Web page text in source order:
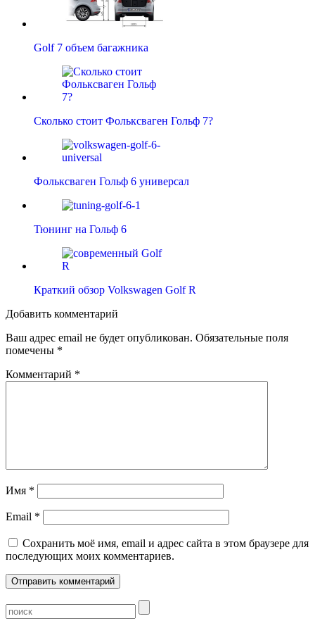
Golf 7 объем багажника
Сколько стоит Фольксваген Гольф 7?
Фольксваген Гольф 6 универсал
Тюнинг на Гольф 6
Краткий обзор Volkswagen Golf R
Добавить комментарий
Ваш адрес email не будет опубликован. Обязательные поля
помечены *
Комментарий *
Имя *
Email *
Сохранить моё имя, email и адрес сайта в этом браузере для
последующих моих комментариев.